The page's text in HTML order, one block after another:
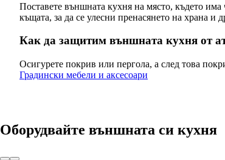
Поставете външната кухня на място, където
къщата, за да се улесни пренасянето на храна и
Как да защитим външната кухня от
Осигурете покрив или пергола, а след това
Градински мебели и аксесоари
Оборудвайте външната си кухня